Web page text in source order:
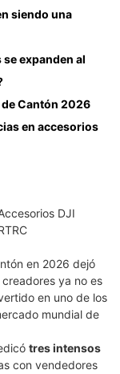
siendo una
expanden al
de Cantón 2026
en accesorios
de marca
de stock en
distribuidores?
DJI
en 2026 dejó
ya no es
en uno de los
mundial de
tres intensos
con vendedores